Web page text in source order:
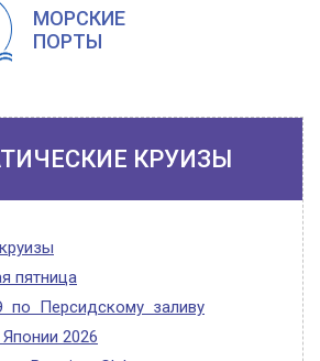
МОРСКИЕ
ПОРТЫ
КРУИЗЫ
пятница
по Персидскому заливу
2026